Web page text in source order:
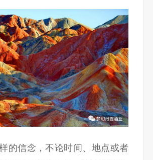
信念，不论时间、地点或者